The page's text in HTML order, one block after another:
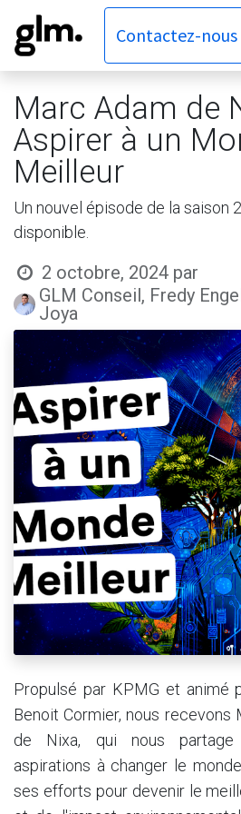
Contactez-nous
Marc Adam de
Aspirer à un
Meilleur
Un nouvel épisode de la saison
disponible.
2 octobre, 2024 par
GLM Conseil, Fredy
Joya
Propulsé par KPMG et animé
Benoit Cormier, nous recevons
de Nixa, qui nous
aspirations à changer le
ses efforts pour devenir le